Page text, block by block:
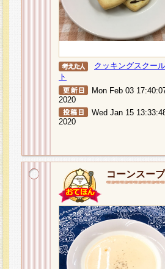
クッキングスクー
ト
Mon Feb 03
2020
Wed Jan 15
2020
コーンスープ